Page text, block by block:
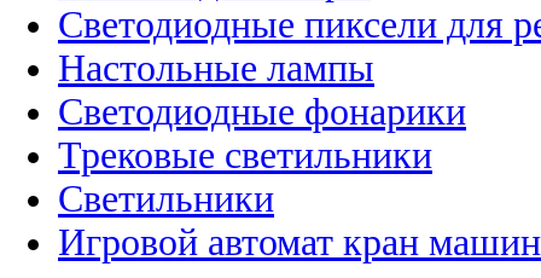
Светодиодные пиксели для
Настольные лампы
Светодиодные фонарики
Трековые светильники
Светильники
Игровой автомат кран